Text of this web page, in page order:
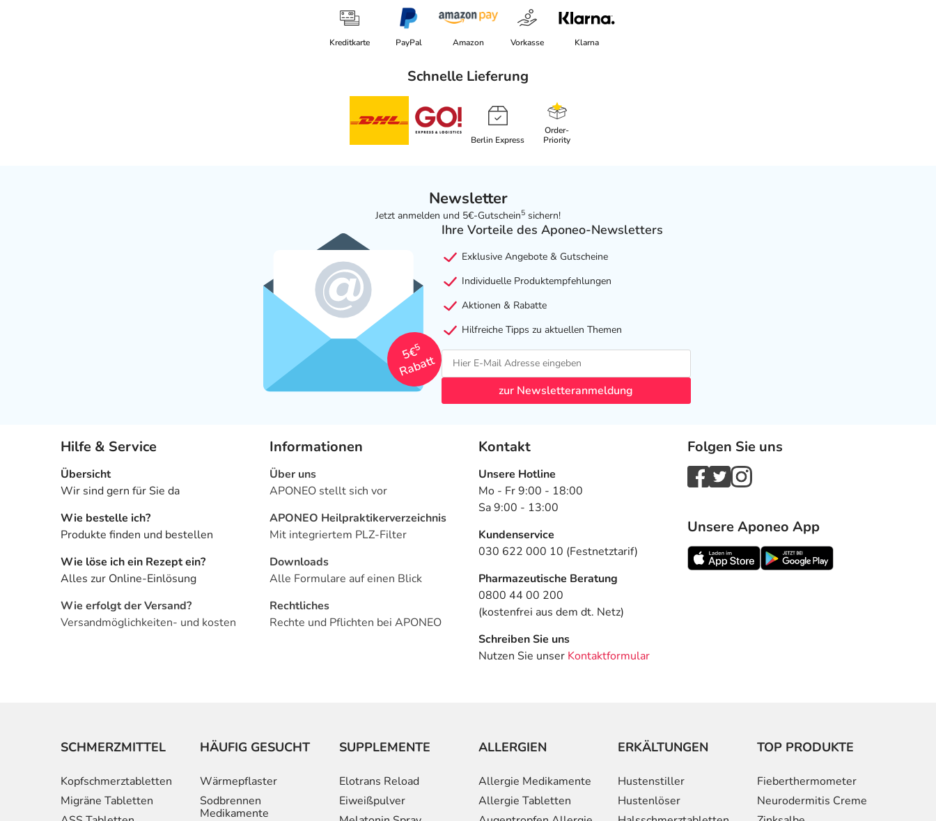
Kreditkarte PayPal Amazon Vorkasse Klarna
Schnelle Lieferung
Berlin Express
Order-
Priority
Newsletter
Jetzt anmelden und 5€-Gutschein5 sichern!
5€
5
Rabatt
Ihre Vorteile des Aponeo-Newsletters
Exklusive Angebote & Gutscheine
Individuelle Produktempfehlungen
Aktionen & Rabatte
Hilfreiche Tipps zu aktuellen Themen
zur Newsletteranmeldung
Hilfe & Service
Übersicht
Wir sind gern für Sie da
Wie bestelle ich?
Produkte finden und bestellen
Wie löse ich ein Rezept ein?
Alles zur Online-Einlösung
Wie erfolgt der Versand?
Versandmöglichkeiten- und kosten
Informationen
Über uns
APONEO stellt sich vor
APONEO Heilpraktikerverzeichnis
Mit integriertem PLZ-Filter
Downloads
Alle Formulare auf einen Blick
Rechtliches
Rechte und Pflichten bei APONEO
Kontakt
Unsere Hotline
Mo - Fr 9:00 - 18:00
Sa 9:00 - 13:00
Kundenservice
030 622 000 10 (Festnetztarif)
Pharmazeutische Beratung
0800 44 00 200
(kostenfrei aus dem dt. Netz)
Schreiben Sie uns
Nutzen Sie unser Kontaktformular
Folgen Sie uns
Unsere Aponeo App
SCHMERZMITTEL
Kopfschmerztabletten
Migräne Tabletten
HÄUFIG GESUCHT
Wärmepflaster
Sodbrennen
Medikamente
SUPPLEMENTE
Elotrans Reload
Eiweißpulver
ALLERGIEN
Allergie Medikamente
Allergie Tabletten
ERKÄLTUNGEN
Hustenstiller
Hustenlöser
TOP PRODUKTE
Fieberthermometer
Neurodermitis Creme